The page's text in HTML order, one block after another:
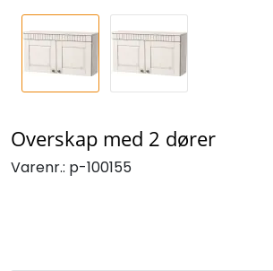
Overskap med 2 dører
Varenr.: p-100155